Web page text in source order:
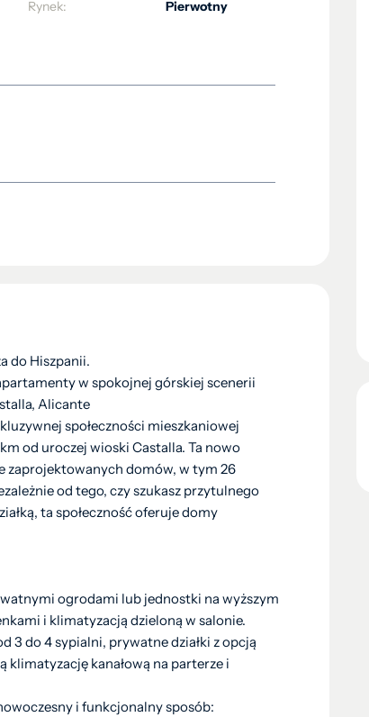
Rynek: Pierwotny
do Hiszpanii.
w spokojnej górskiej scenerii
Alicante
społeczności mieszkaniowej
od uroczej wioski Castalla. Ta nowo
zaprojektowanych domów, w tym 26
od tego, czy szukasz przytulnego
ta społeczność oferuje domy
ogrodami lub jednostki na wyższym
i klimatyzacją dzieloną w salonie.
3 do 4 sypialni, prywatne działki z opcją
kanałową na parterze i
i funkcjonalny sposób: